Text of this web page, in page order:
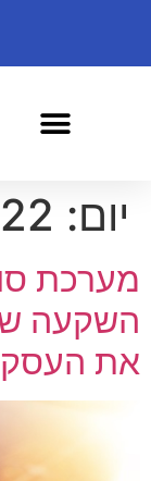
יום: 22 ביוני 2025
מערכת
השקעה
את